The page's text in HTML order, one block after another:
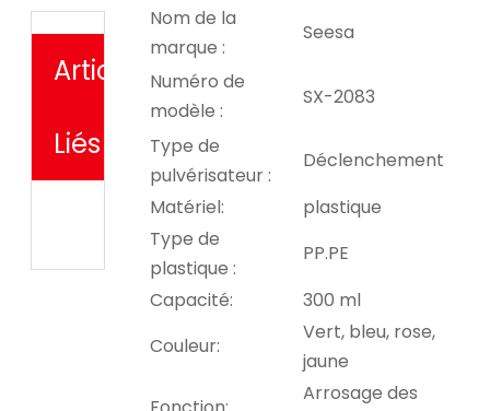
Articles
Liés
Nom de la
marque :
Seesa
Numéro de
modèle :
SX-2083
Type de
pulvérisateur :
Déclenchement
Matériel:
plastique
Type de
plastique :
PP.PE
Capacité:
300 ml
Couleur:
Vert, bleu, rose,
jaune
Arrosage des